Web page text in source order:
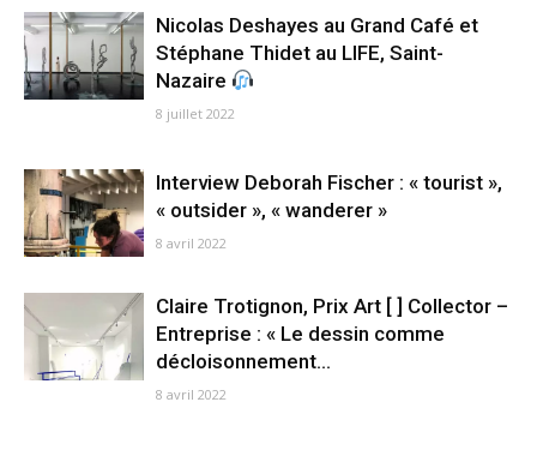
Nicolas Deshayes au Grand Café et
Stéphane Thidet au LIFE, Saint-
Nazaire
8 juillet 2022
Interview Deborah Fischer : « tourist »,
« outsider », « wanderer »
8 avril 2022
Claire Trotignon, Prix Art [ ] Collector –
Entreprise : « Le dessin comme
décloisonnement...
8 avril 2022